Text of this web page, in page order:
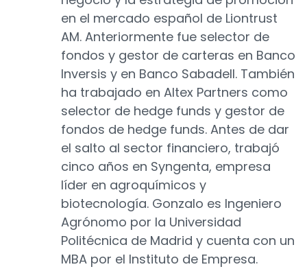
en el mercado español de Liontrust
AM. Anteriormente fue selector de
fondos y gestor de carteras en Banco
Inversis y en Banco Sabadell. También
ha trabajado en Altex Partners como
selector de hedge funds y gestor de
fondos de hedge funds. Antes de dar
el salto al sector financiero, trabajó
cinco años en Syngenta, empresa
líder en agroquímicos y
biotecnología. Gonzalo es Ingeniero
Agrónomo por la Universidad
Politécnica de Madrid y cuenta con un
MBA por el Instituto de Empresa.